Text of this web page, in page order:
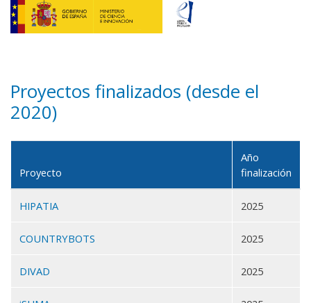
Proyectos finalizados (desde el
2020)
Proyecto
Año
finalización
HIPATIA 2025
COUNTRYBOTS 2025
DIVAD 2025